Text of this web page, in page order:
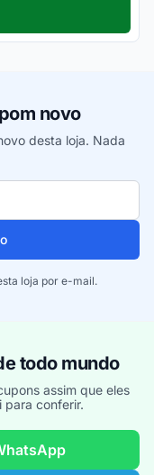
novo
desta loja. Nada
loja por e-mail.
todo mundo
assim que eles
para conferir.